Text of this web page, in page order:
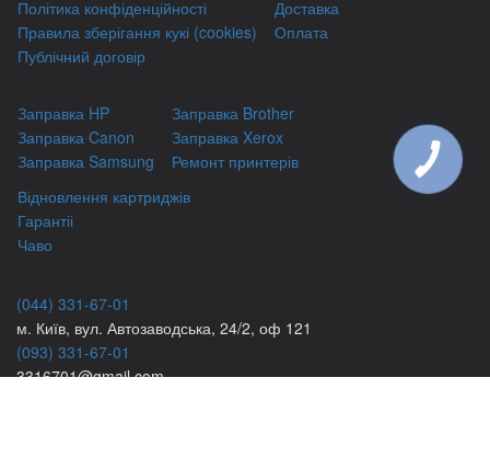
Політика конфіденційності
Правила зберігання кукі (cookies)
Публічний договір
Доставка
Оплата
Заправка HP
Заправка Canon
Заправка Samsung
Заправка Brother
Заправка Xerox
Ремонт принтерів
Відновлення картриджів
Гарантіі
Чаво
(044) 331-67-01
м. Київ, вул. Автозаводська, 24/2, оф 121
(093) 331-67-01
3316701@gmail.com
КНОПКА
ЗВ'ЯЗКУ